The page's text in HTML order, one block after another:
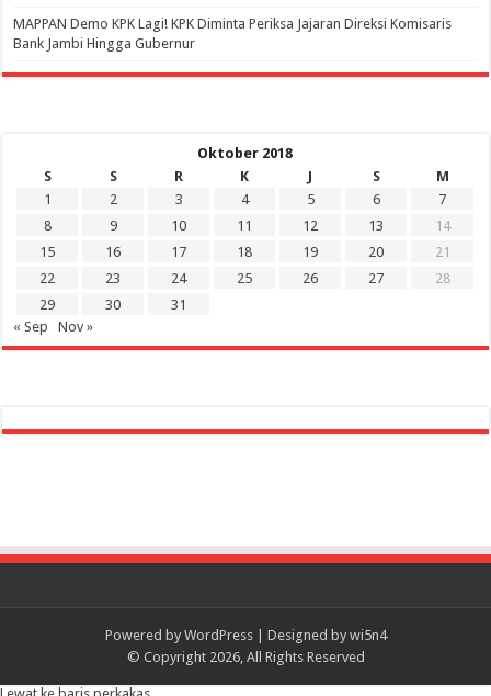
‎MAPPAN Demo KPK Lagi! KPK Diminta Periksa Jajaran Direksi Komisaris
Bank Jambi Hingga Gubernur ‎
Oktober 2018
S
S R K J S
M
1
2 3 4 5 6
7
8
9 10 11 12 13
14
15
16 17 18 19 20
21
22
23 24 25 26 27
28
29
30
31
« Sep
Nov »
Powered by WordPress| Designed by wi5n4
© Copyright 2026, All Rights Reserved